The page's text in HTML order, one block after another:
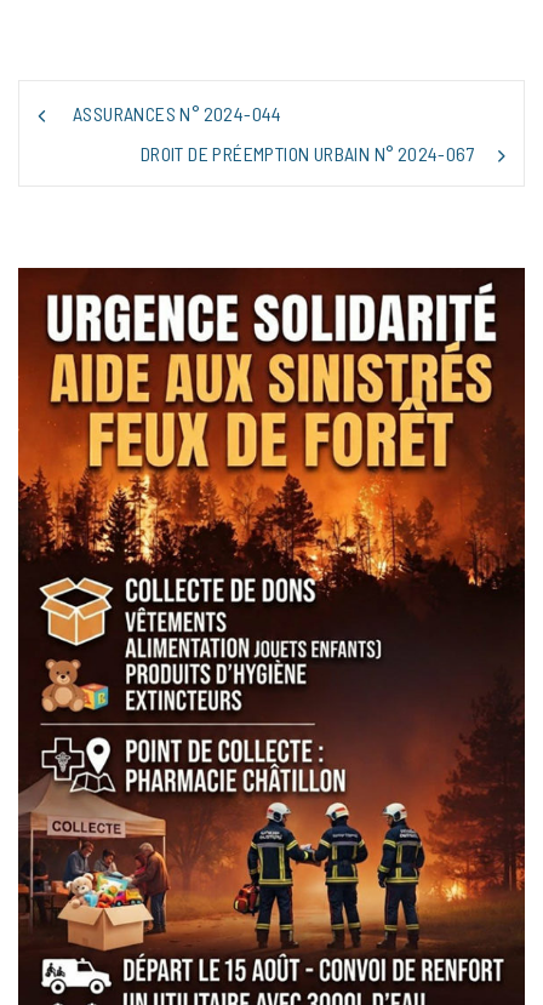
NAVIGATION
DE
ASSURANCES N° 2024-044
DROIT DE PRÉEMPTION URBAIN N° 2024-067